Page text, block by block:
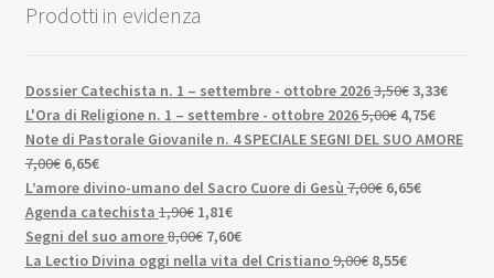
Prodotti in evidenza
Dossier Catechista n. 1 – settembre - ottobre 20263,50€ Il
prezzo
originale
3,50€.
3,33€Il
attuale
L'Ora di Religione n. 1 – settembre - ottobre 20265,00€ Il
prezzo
era:
4,75€Il
prezzo
Note di Pastorale Giovanile n. 4 SPECIALE SEGNI DEL SUO AMORE
7,00€ Il
prezzo
originale
era:
7,00€.
6,65€Il
prezzo
attuale
è:
6,65€.
L’amore divino-umano del Sacro Cuore di Gesù 7,00€ Il
era:
6,65€Il
Agenda catechista 1,90€ Il
prezzo
originale
1,81€Il
prezzo
attuale
Segni del suo amore8,00€ Il
prezzo
7,60€Il
prezzo
La Lectio Divina oggi nella vita del Cristiano9,00€ Il8,55€Il